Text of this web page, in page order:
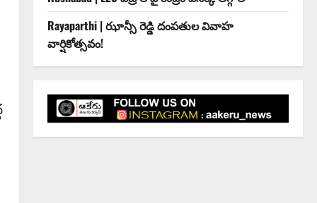
Rayaparthi | ఝాన్సీ రెడ్డి దంపతుల వివాహ
వార్షికోత్సవం!